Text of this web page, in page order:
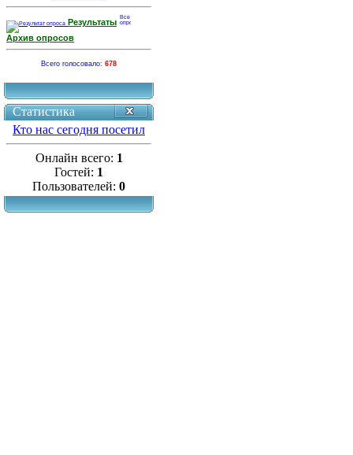
Результаты
Архив опросов
Всего голосовало: 678
Статистика
Кто нас сегодня посетил
Онлайн всего: 1
Гостей: 1
Пользователей: 0